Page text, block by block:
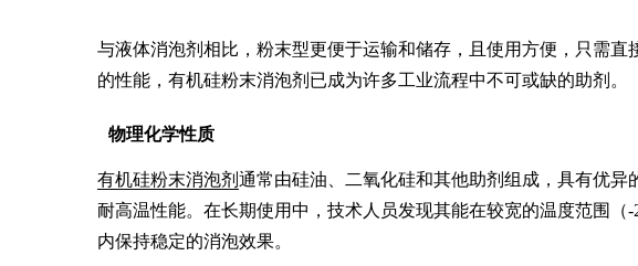
与液体消泡剂相比，粉末型更便于运输和储存，且使用方便，只需
的性能，有机硅粉末消泡剂已成为许多工业流程中不可或缺的助剂。
物理化学性质
有机硅粉末消泡剂 通常由硅油、二氧化硅和其他助剂组成，具有优异
耐高温性能。在长期使用中，技术人员发现其能在较宽的温度范围（-
内保持稳定的消泡效果。